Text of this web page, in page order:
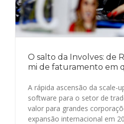
O salto da Involves: de
mi de faturamento em
A rápida ascensão da scale-
software para o setor de
valor para grandes
expansão internacional em